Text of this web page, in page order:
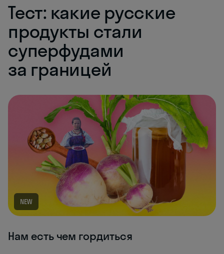
Тест: какие русские
продукты стали
суперфудами
за границей
NEW
Нам есть чем гордиться